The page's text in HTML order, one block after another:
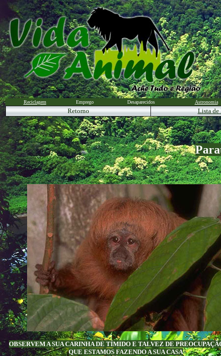
Reciclagem Emprego Desaparecidos Astronomia
Retorno Lista de
OBSERVEM A SUA CARINHA DE TÍMIDO E TALVEZ DE
QUE ESTAMOS FAZENDO A SUA CASA